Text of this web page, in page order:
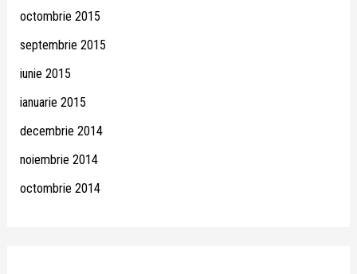
octombrie 2015
septembrie 2015
iunie 2015
ianuarie 2015
decembrie 2014
noiembrie 2014
octombrie 2014